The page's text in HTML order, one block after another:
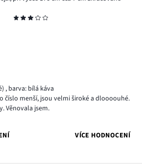
, barva: bílá káva
číslo menší, jsou velmi široké a dloooouhé.
Věnovala jsem.
VÍCE HODNOCENÍ